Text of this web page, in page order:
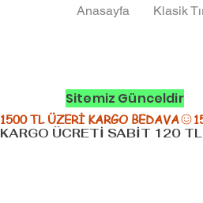
Anasayfa Klasik
Sitemiz Günceldir
1500 TL ÜZERİ KARGO BEDAVA
KARGO ÜCRETİ SABİT 120